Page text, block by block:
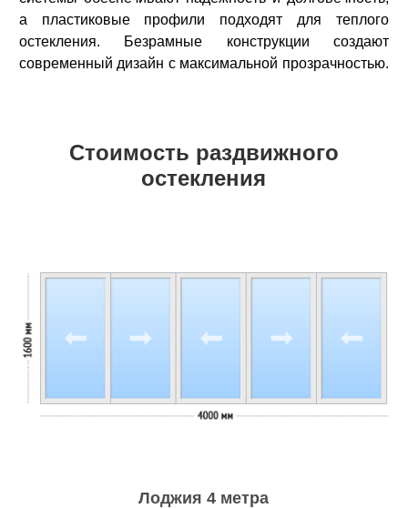
а пластиковые профили подходят для теплого
остекления. Безрамные конструкции создают
современный дизайн с максимальной прозрачностью.
Стоимость раздвижного
остекления
Лоджия 4 метра